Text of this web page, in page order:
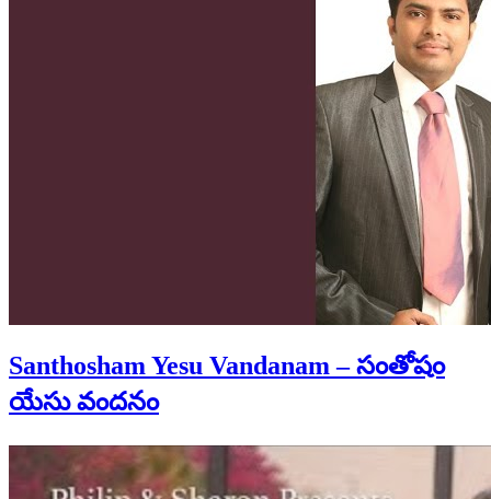
Santhosham Yesu Vandanam – సంతోషం
యేసు వందనం